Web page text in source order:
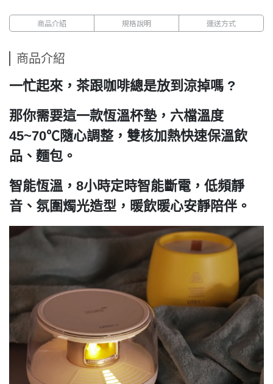
商品介紹 規格說明 運送方式
商品介紹
一忙起來，茶跟咖啡總是放到涼掉嗎 ?
那你需要這一款恆溫杯墊，六檔溫度
45~70℃隨心調整，雙核加熱快速保溫飲
品、麵包。
智能恆溫，8小時定時智能斷電，低頻靜
音、氛圍燭光造型，暖飲暖心安靜陪伴。